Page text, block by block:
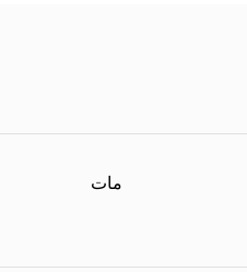
مات